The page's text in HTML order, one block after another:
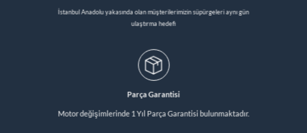
İstanbul Anadolu yakasında olan müşterilerimizin süpürgeleri aynı gün
ulaştırma hedefi
Parça Garantisi
Motor değişimlerinde 1 Yıl Parça Garantisi bulunmaktadır.